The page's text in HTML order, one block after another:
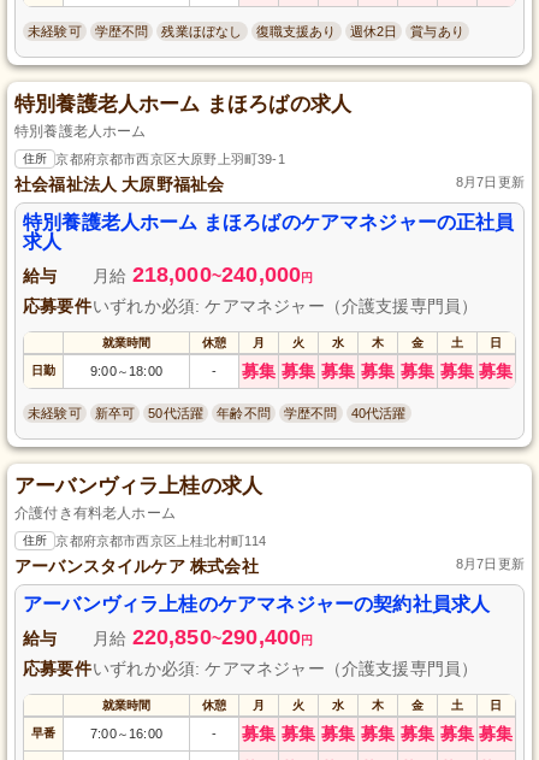
未経験可 学歴不問 残業ほぼなし 復職支援あり 週休2日 賞与あり
特別養護老人ホーム まほろばの求人
特別養護老人ホーム
住所 京都府京都市西京区大原野上羽町39-1
社会福祉法人 大原野福祉会 8月7日更新
特別養護老人ホーム まほろばのケアマネジャーの正社員
求人
給与 月給 218,000~240,000円
応募要件いずれか必須: ケアマネジャー（介護支援専門員）
就業時間 休憩 月 火 水 木 金 土 日
日勤 9:00～ 18:00 - 募集 募集 募集 募集 募集 募集 募集
未経験可 新卒可 50代活躍 年齢不問 学歴不問 40代活躍
アーバンヴィラ上桂の求人
介護付き有料老人ホーム
住所 京都府京都市西京区上桂北村町114
アーバンスタイルケア 株式会社 8月7日更新
アーバンヴィラ上桂のケアマネジャーの契約社員求人
給与 月給 220,850~290,400円
応募要件いずれか必須: ケアマネジャー（介護支援専門員）
就業時間 休憩 月 火 水 木 金 土 日
早番 7:00～ 16:00 - 募集 募集 募集 募集 募集 募集 募集